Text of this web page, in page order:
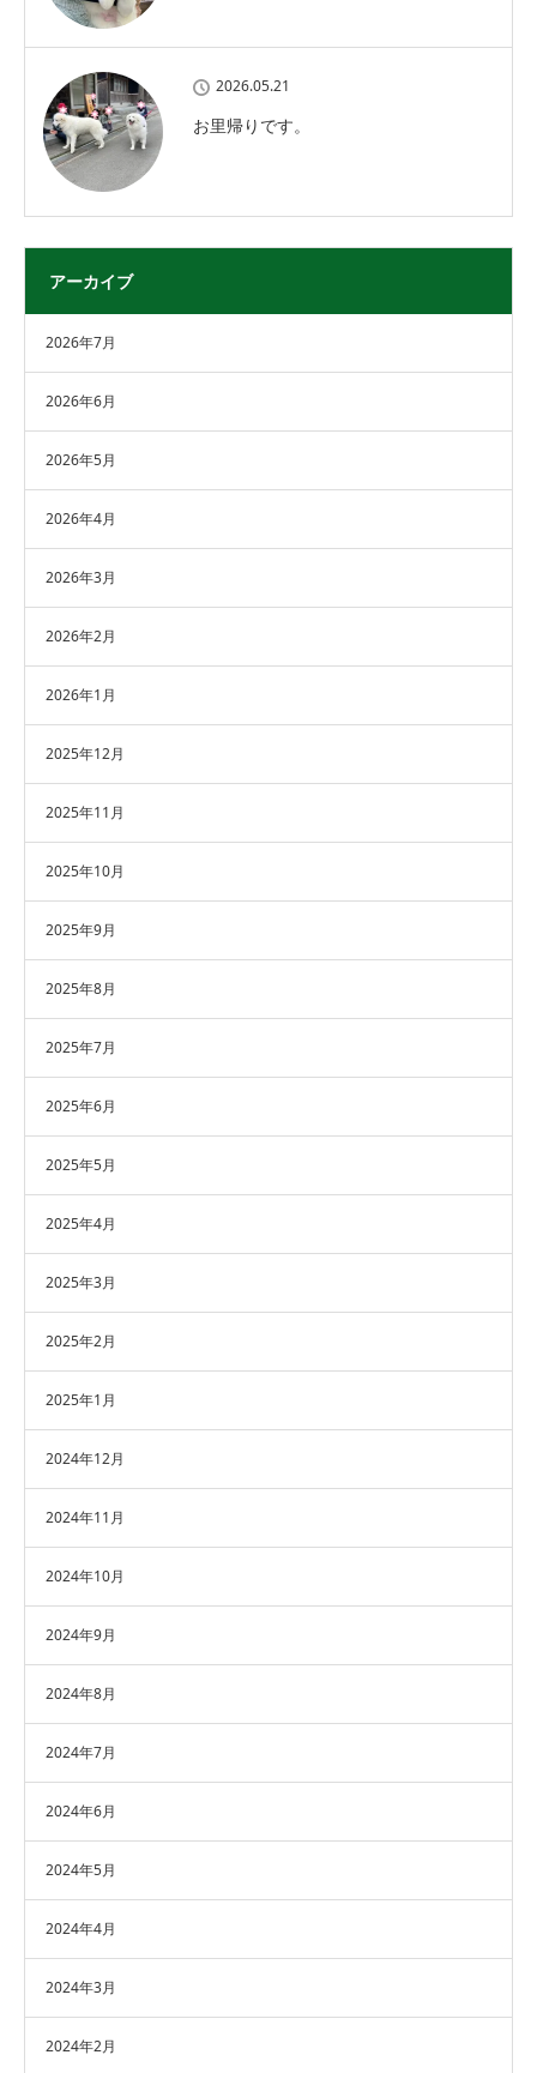
2026.05.21
お里帰りです。
アーカイブ
2026年7月
2026年6月
2026年5月
2026年4月
2026年3月
2026年2月
2026年1月
2025年12月
2025年11月
2025年10月
2025年9月
2025年8月
2025年7月
2025年6月
2025年5月
2025年4月
2025年3月
2025年2月
2025年1月
2024年12月
2024年11月
2024年10月
2024年9月
2024年8月
2024年7月
2024年6月
2024年5月
2024年4月
2024年3月
2024年2月